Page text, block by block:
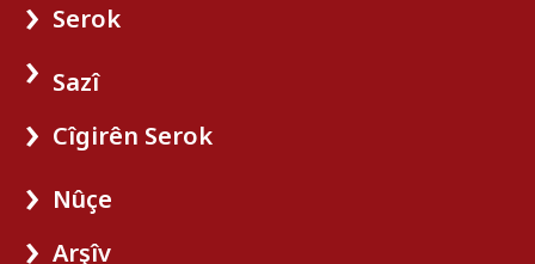
Serok
Sazî
Cîgirên Serok
Nûçe
Arşîv